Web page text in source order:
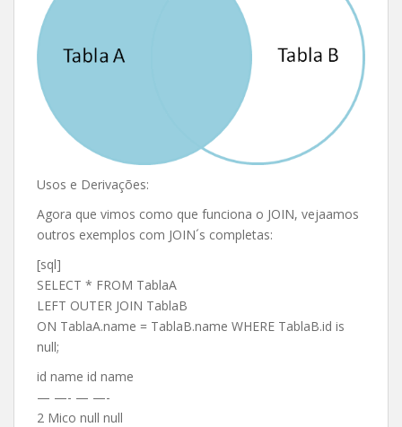
Usos e Derivações:
Agora que vimos como que funciona o JOIN, vejaamos
outros exemplos com JOIN´s completas:
[sql]
SELECT * FROM TablaA
LEFT OUTER JOIN TablaB
ON TablaA.name = TablaB.name WHERE TablaB.id is
null;
id name id name
— —- — —-
2 Mico null null